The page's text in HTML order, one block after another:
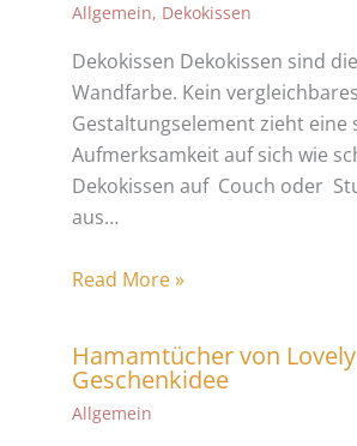
Allgemein, Dekokissen
Dekokissen Dekokissen sind
Wandfarbe. Kein
Gestaltungselement zieht eine
Aufmerksamkeit auf sich wie
Dekokissen auf Couch oder
aus…
Read More »
Hamamtücher von
Geschenkidee
Allgemein